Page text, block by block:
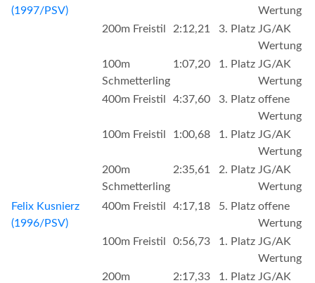
(1997/PSV)
Wertung
200m Freistil
2:12,21 3. Platz JG/AK
Wertung
100m
Schmetterling
1:07,20 1. Platz JG/AK
Wertung
400m Freistil
4:37,60 3. Platz offene
Wertung
100m Freistil
1:00,68 1. Platz JG/AK
Wertung
200m
Schmetterling
2:35,61 2. Platz JG/AK
Wertung
Felix Kusnierz
(1996/PSV)
400m Freistil 4:17,18 5. Platz offene
Wertung
100m Freistil
0:56,73 1. Platz JG/AK
Wertung
200m
2:17,33 1. Platz JG/AK